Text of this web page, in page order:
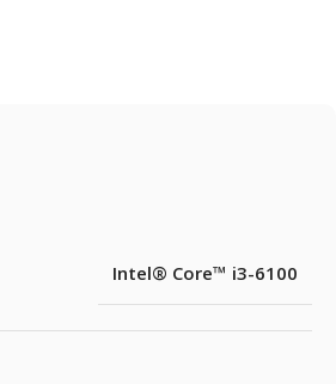
Intel® Core™ i3-6100